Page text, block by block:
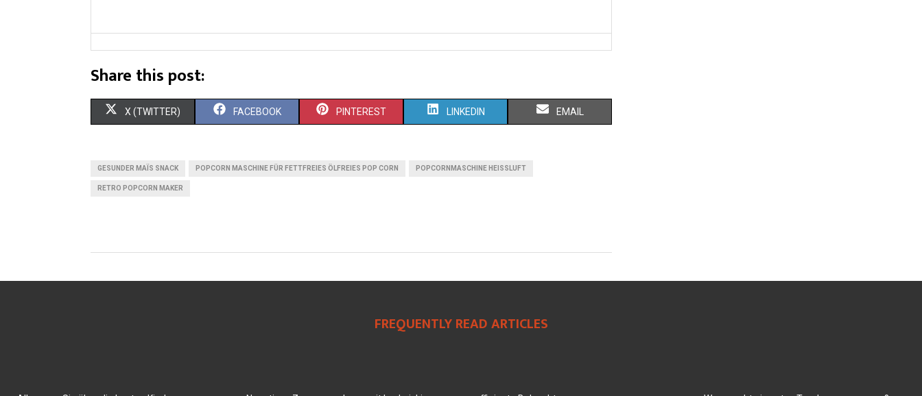
Share this post:
X (TWITTER) FACEBOOK PINTEREST LINKEDIN EMAIL
GESUNDER MAÏS SNACK POPCORN MASCHINE FÜR FETTFREIES ÖLFREIES POP CORN POPCORNMASCHINE HEISSLUFT
RETRO POPCORN MAKER
FREQUENTLY READ ARTICLES